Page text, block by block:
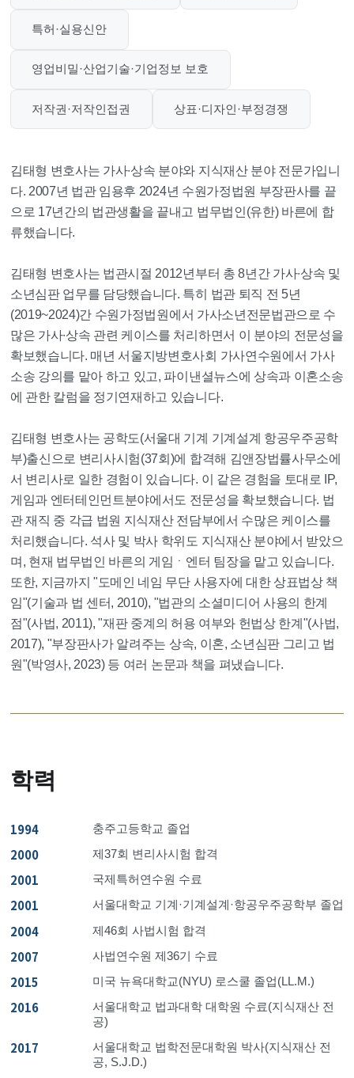
특허·실용신안
영업비밀·산업기술·기업정보 보호
저작권·저작인접권 상표·디자인·부정경쟁
김태형 변호사는 가사∙상속 분야와 지식재산 분야 전문가입니
다. 2007년 법관 임용후 2024년 수원가정법원 부장판사를 끝
으로 17년간의 법관생활을 끝내고 법무법인(유한) 바른에 합
류했습니다.
김태형 변호사는 법관시절 2012년부터 총 8년간 가사∙상속 및
소년심판 업무를 담당했습니다. 특히 법관 퇴직 전 5년
(2019~2024)간 수원가정법원에서 가사소년전문법관으로 수
많은 가사∙상속 관련 케이스를 처리하면서 이 분야의 전문성을
확보했습니다. 매년 서울지방변호사회 가사연수원에서 가사
소송 강의를 맡아 하고 있고, 파이낸셜뉴스에 상속과 이혼소송
에 관한 칼럼을 정기연재하고 있습니다.
김태형 변호사는 공학도(서울대 기계 기계설계 항공우주공학
부)출신으로 변리사시험(37회)에 합격해 김앤장법률사무소에
서 변리사로 일한 경험이 있습니다. 이 같은 경험을 토대로 IP,
게임과 엔터테인먼트분야에서도 전문성을 확보했습니다. 법
관 재직 중 각급 법원 지식재산 전담부에서 수많은 케이스를
처리했습니다. 석사 및 박사 학위도 지식재산 분야에서 받았으
며, 현재 법무법인 바른의 게임ㆍ엔터 팀장을 맡고 있습니다.
또한, 지금까지 "도메인 네임 무단 사용자에 대한 상표법상 책
임"(기술과 법 센터, 2010), "법관의 소셜미디어 사용의 한계
점"(사법, 2011), "재판 중계의 허용 여부와 헌법상 한계"(사법,
2017), "부장판사가 알려주는 상속, 이혼, 소년심판 그리고 법
원"(박영사, 2023) 등 여러 논문과 책을 펴냈습니다.
학력
1994 충주고등학교 졸업
2000 제37회 변리사시험 합격
2001 국제특허연수원 수료
2001 서울대학교 기계·기계설계·항공우주공학부 졸업
2004 제46회 사법시험 합격
2007 사법연수원 제36기 수료
2015 미국 뉴욕대학교(NYU) 로스쿨 졸업(LL.M.)
2016
서울대학교 법과대학 대학원 수료(지식재산 전
공)
2017
서울대학교 법학전문대학원 박사(지식재산 전
공, S.J.D.)